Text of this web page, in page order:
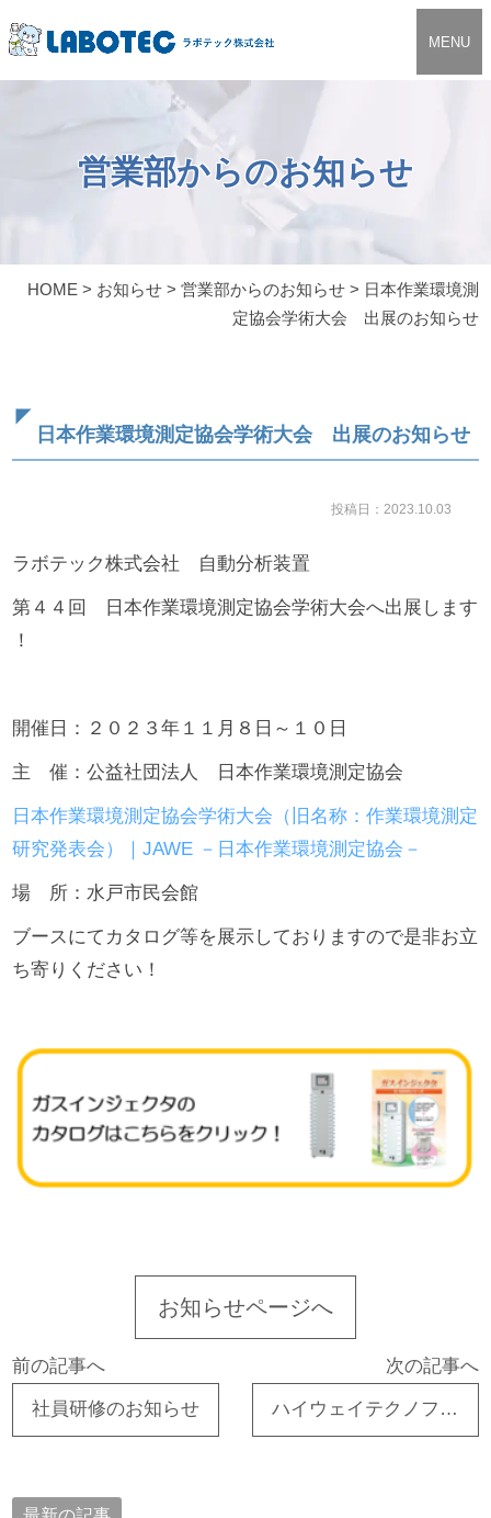
MENU
営業部からのお知らせ
HOME > お知らせ> 営業部からのお知らせ> 日本作業環境測
定協会学術大会 出展のお知らせ
日本作業環境測定協会学術大会 出展のお知らせ
投稿日：2023.10.03
ラボテック株式会社 自動分析装置
第４４回 日本作業環境測定協会学術大会へ出展します
！
開催日：２０２３年１１月８日～１０日
主 催：公益社団法人 日本作業環境測定協会
日本作業環境測定協会学術大会（旧名称：作業環境測定
研究発表会）｜JAWE －日本作業環境測定協会－
場 所：水戸市民会館
ブースにてカタログ等を展示しておりますので是非お立
ち寄りください！
お知らせページへ
前の記事へ
社員研修のお知らせ
次の記事へ
ハイウェイテクノフェア２０２３ 出展のお知らせ